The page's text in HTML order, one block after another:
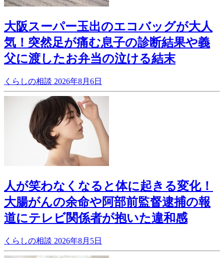
大阪スーパー玉出のエコバッグが大人
気！突然足が痛む息子の診断結果や義
父に渡したお弁当の泣ける結末
くらしの相談 2026年8月6日
人が笑わなくなると体に起きる変化！
大腸がんの余命や阿部前監督逮捕の報
道にテレビ関係者が抱いた違和感
くらしの相談 2026年8月5日